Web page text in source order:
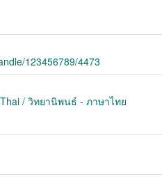
123456789/4473
/ วิทยานิพนธ์ - ภาษาไทย